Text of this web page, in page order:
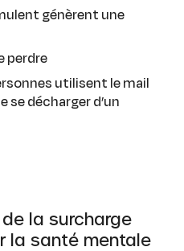
génèrent une
perdre
utilisent le mail
se décharger d’un
la surcharge
la santé mentale